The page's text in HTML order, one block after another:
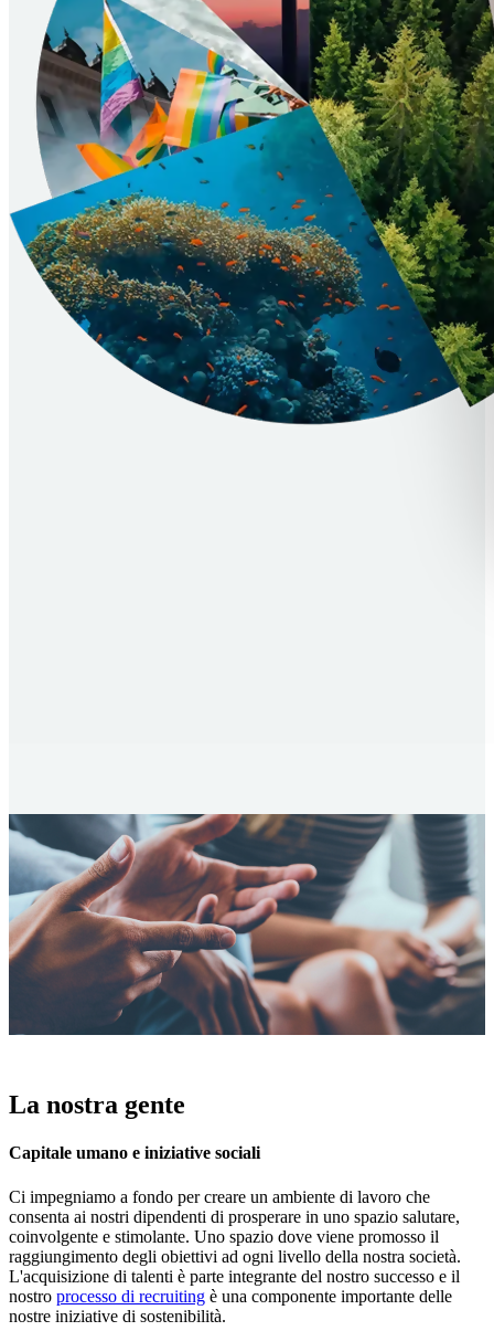
La nostra gente
Capitale umano e iniziative sociali
Ci impegniamo a fondo per creare un ambiente di lavoro che
consenta ai nostri dipendenti di prosperare in uno spazio salutare,
coinvolgente e stimolante. Uno spazio dove viene promosso il
raggiungimento degli obiettivi ad ogni livello della nostra società.
L'acquisizione di talenti è parte integrante del nostro successo e il
nostro processo di recruiting è una componente importante delle
nostre iniziative di sostenibilità.